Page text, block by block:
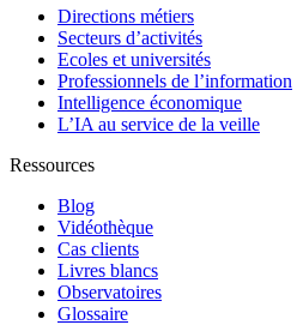
Directions métiers
Secteurs d’activités
Ecoles et universités
Professionnels de l’information
Intelligence économique
L’IA au service de la veille
Ressources
Blog
Vidéothèque
Cas clients
Livres blancs
Observatoires
Glossaire